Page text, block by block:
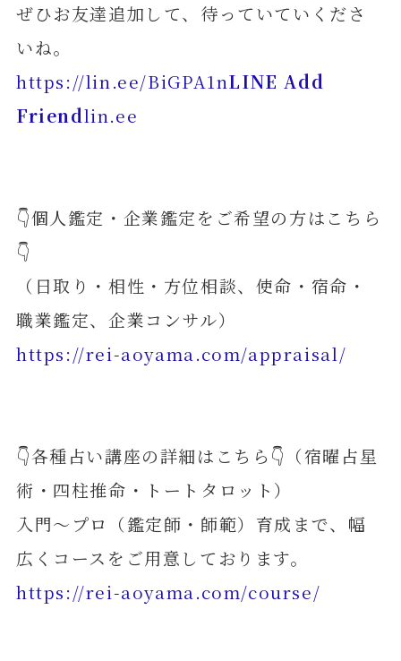
ぜひお友達追加して、待っていていくださ
いね。
https://lin.ee/BiGPA1nLINE Add
Friendlin.ee
👇個人鑑定・企業鑑定をご希望の方はこちら
👇
（日取り・相性・方位相談、使命・宿命・
職業鑑定、企業コンサル）
https://rei-aoyama.com/appraisal/
👇各種占い講座の詳細はこちら👇（宿曜占星
術・四柱推命・トートタロット）
入門～プロ（鑑定師・師範）育成まで、幅
広くコースをご用意しております。
https://rei-aoyama.com/course/